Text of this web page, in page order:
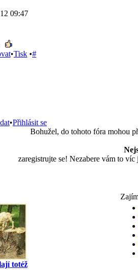
09:47
•Tisk •#
•Přihlásit se
Bohužel, do tohoto fóra mohou
zaregistrujte se! Nezabere vám to
totéž